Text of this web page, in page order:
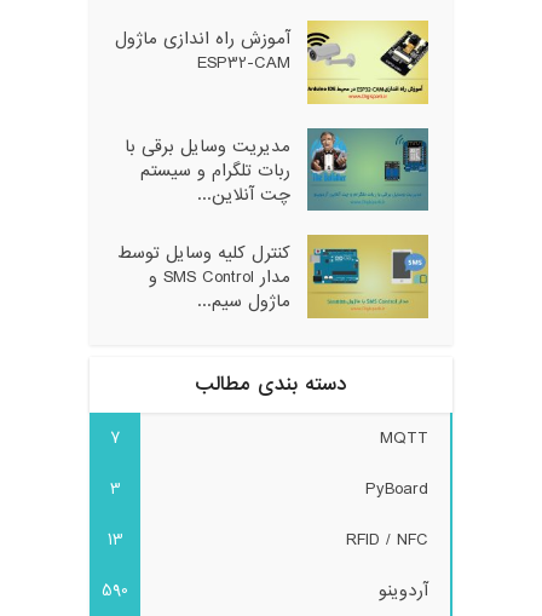
آموزش راه اندازی ماژول
ESP32-CAM
مدیریت وسایل برقی با
ربات تلگرام و سیستم
چت آنلاین...
کنترل کلیه وسایل توسط
مدار SMS Control و
ماژول سیم...
دسته بندی مطالب
MQTT
7
PyBoard
3
RFID / NFC
13
آردوینو
590